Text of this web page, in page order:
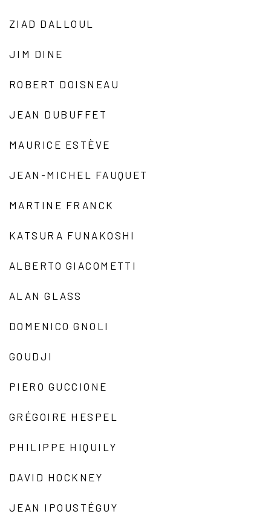
ZIAD DALLOUL
JIM DINE
ROBERT DOISNEAU
JEAN DUBUFFET
MAURICE ESTÈVE
JEAN-MICHEL FAUQUET
MARTINE FRANCK
KATSURA FUNAKOSHI
ALBERTO GIACOMETTI
ALAN GLASS
DOMENICO GNOLI
GOUDJI
PIERO GUCCIONE
GRÉGOIRE HESPEL
PHILIPPE HIQUILY
DAVID HOCKNEY
JEAN IPOUSTÉGUY